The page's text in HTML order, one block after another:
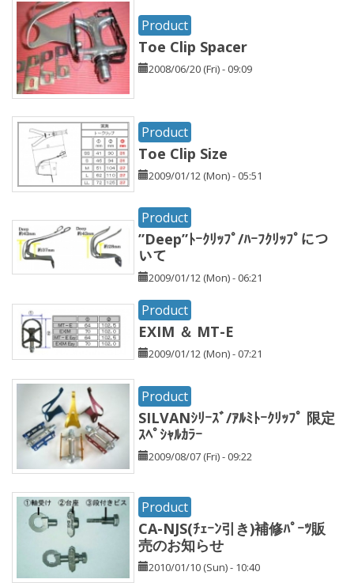
Product
Toe Clip Spacer
2008/06/20 (Fri) - 09:09
Product
Toe Clip Size
2009/01/12 (Mon) - 05:51
Product
”Deep”ﾄｰｸﾘｯﾌﾟ/ﾊｰﾌｸﾘｯﾌﾟにつ
いて
2009/01/12 (Mon) - 06:21
Product
EXIM ＆ MT-E
2009/01/12 (Mon) - 07:21
Product
SILVANｼﾘｰｽﾞ/ｱﾙﾐﾄｰｸﾘｯﾌﾟ 限定
ｽﾍﾟｼｬﾙｶﾗｰ
2009/08/07 (Fri) - 09:22
Product
CA-NJS(ﾁｪｰﾝ引き)補修ﾊﾟｰﾂ販
売のお知らせ
2010/01/10 (Sun) - 10:40